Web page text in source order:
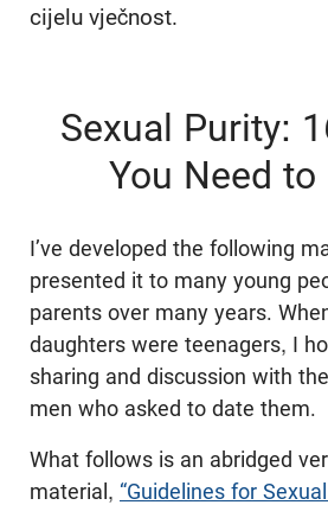
cijelu vječnost.
Sexual Purity:
You Need to
I’ve developed the following
presented it to many young
parents over many years.
daughters were teenagers, I
sharing and discussion with
men who asked to date them.
What follows is an abridged
material, “Guidelines for